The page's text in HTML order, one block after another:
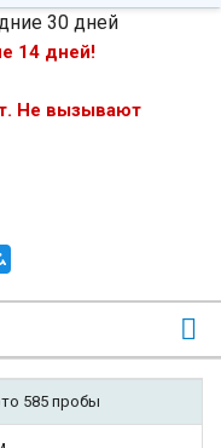
30 дней
14 дней!
Не вызывают
585 пробы